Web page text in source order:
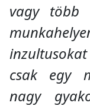
vagy több
csak egy
nagy